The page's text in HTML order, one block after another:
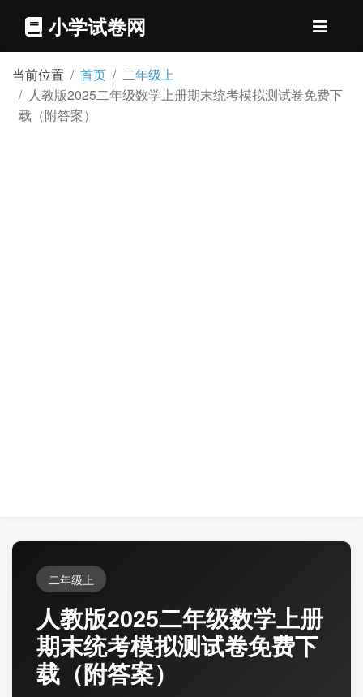
小学试卷网
当前位置 首页
二年级上
人教版2025二年级数学上册期末统考模拟测试卷免费下
载（附答案）
二年级上
人教版2025二年级数学上册
期末统考模拟测试卷免费下
载（附答案）